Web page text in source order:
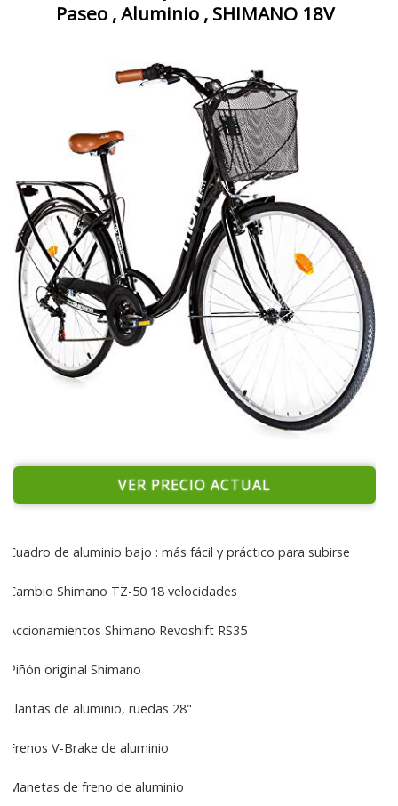
Paseo , Aluminio , SHIMANO 18V
VER PRECIO ACTUAL
Cuadro de aluminio bajo : más fácil y práctico para subirse
Cambio Shimano TZ-50 18 velocidades
Accionamientos Shimano Revoshift RS35
Piñón original Shimano
Llantas de aluminio, ruedas 28"
Frenos V-Brake de aluminio
Manetas de freno de aluminio